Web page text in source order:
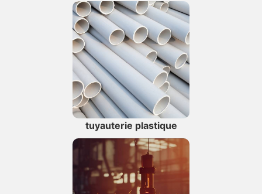
tuyauterie plastique